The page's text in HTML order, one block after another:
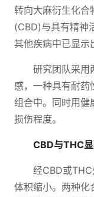
转向大麻衍生化
(CBD)与具有精神
其他疾病中已显示
研究团队采用
感，一种具有耐药
组合中。同时用健
损伤程度。
CBD与THC
经CBD或
体积缩小。两种化